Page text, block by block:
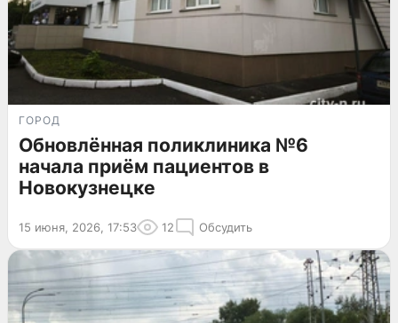
ГОРОД
Обновлённая поликлиника №6
начала приём пациентов в
Новокузнецке
15 июня, 2026, 17:53 12 Обсудить